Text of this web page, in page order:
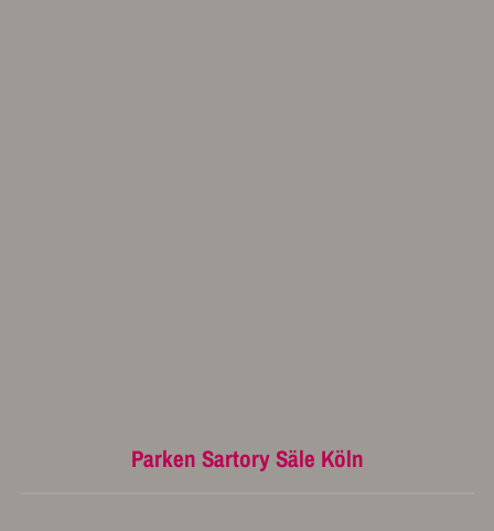
Parken Sartory Säle Köln